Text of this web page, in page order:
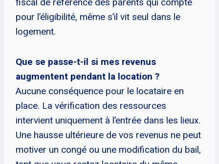
pour l’éligibilité, même s’il vit seul dans le
logement.
Que se passe-t-il si mes revenus
augmentent pendant la location ?
Aucune conséquence pour le locataire en
place. La vérification des ressources
intervient uniquement à l’entrée dans les lieux.
Une hausse ultérieure de vos revenus ne peut
motiver un congé ou une modification du bail,